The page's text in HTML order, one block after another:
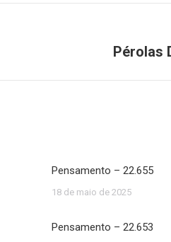
Pérolas
Pensamento – 22.655
18 de maio de 2025
Pensamento – 22.653